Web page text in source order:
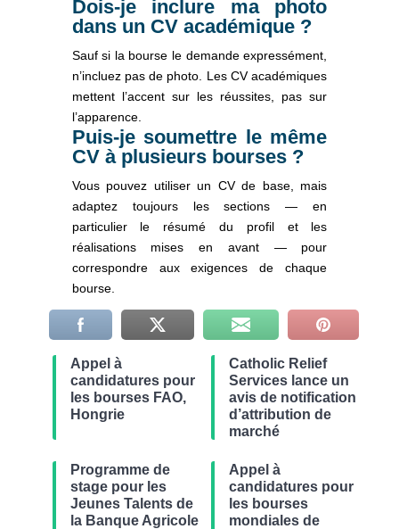
Dois-je inclure ma photo
dans un CV académique ?
Sauf si la bourse le demande expressément,
n’incluez pas de photo. Les CV académiques
mettent l’accent sur les réussites, pas sur
l’apparence.
Puis-je soumettre le même
CV à plusieurs bourses ?
Vous pouvez utiliser un CV de base, mais
adaptez toujours les sections — en
particulier le résumé du profil et les
réalisations mises en avant — pour
correspondre aux exigences de chaque
bourse.
Appel à
candidatures pour
les bourses FAO,
Hongrie
Catholic Relief
Services lance un
avis de notification
d’attribution de
marché
Programme de
stage pour les
Jeunes Talents de
la Banque Agricole
Appel à
candidatures pour
les bourses
mondiales de